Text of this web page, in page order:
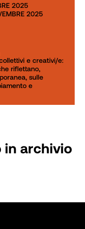
2025
2025
e creativi/e:
riflettano,
sulle
e
in archivio